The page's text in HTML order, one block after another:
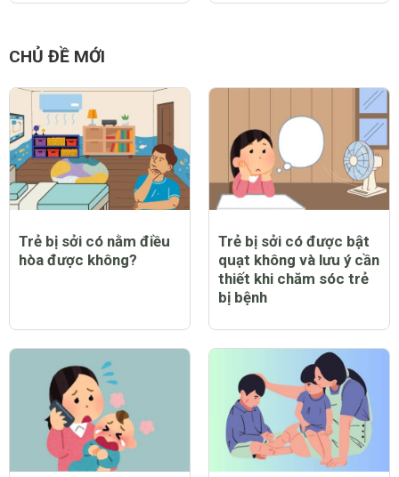
CHỦ ĐỀ MỚI
Trẻ bị sởi có nằm điều
hòa được không?
Trẻ bị sởi có được bật
quạt không và lưu ý cần
thiết khi chăm sóc trẻ
bị bệnh